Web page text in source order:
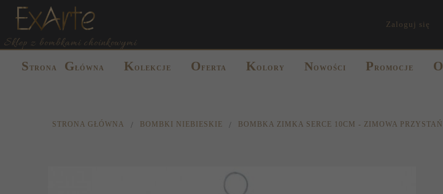
Sklep z bombkami choinkowymi
Zaloguj się
STRONA GŁÓWNA K OLEKCJE O FERTA K OLORY NOWOŚCI P ROMOCJE O
STRONA GŁÓWNA BOMBKI NIEBIESKIE BOMBKA ZIMKA SERCE 10CM - ZIMOWA PRZYSTAŃ